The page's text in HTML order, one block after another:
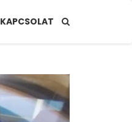
KAPCSOLAT